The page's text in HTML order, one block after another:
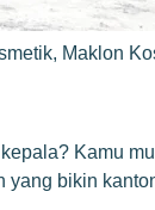
, Maklon
Kamu
yang bikin